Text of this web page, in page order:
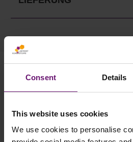
Consent Details
This website uses cookies
We use cookies to personalise
Ihre Vorteile in
Onlineshop
✓Versandkostenfrei ab
✓ Service telefonisch &